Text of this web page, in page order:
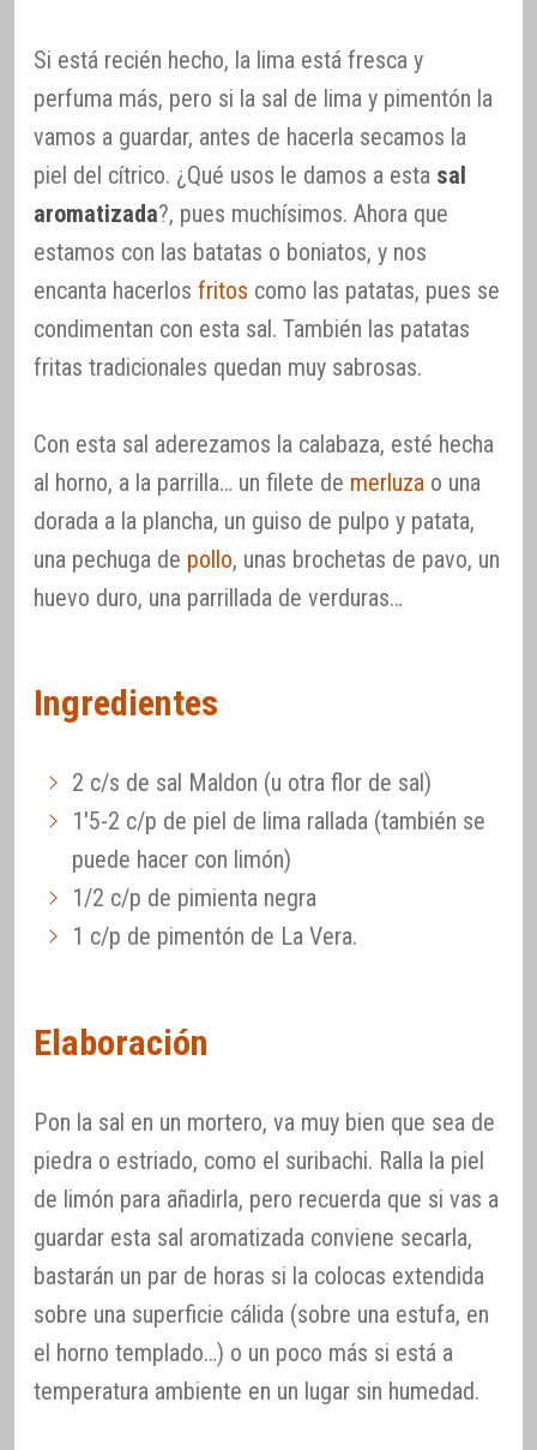
Si está recién hecho, la lima está fresca y
perfuma más, pero si la sal de lima y pimentón la
vamos a guardar, antes de hacerla secamos la
piel del cítrico. ¿Qué usos le damos a esta sal
aromatizada?, pues muchísimos. Ahora que
estamos con las batatas o boniatos, y nos
encanta hacerlos fritos como las patatas, pues se
condimentan con esta sal. También las patatas
fritas tradicionales quedan muy sabrosas.
Con esta sal aderezamos la calabaza, esté hecha
al horno, a la parrilla… un filete de merluza o una
dorada a la plancha, un guiso de pulpo y patata,
una pechuga de pollo, unas brochetas de pavo, un
huevo duro, una parrillada de verduras…
Ingredientes
2 c/s de sal Maldon (u otra flor de sal)
1'5-2 c/p de piel de lima rallada (también se
puede hacer con limón)
1/2 c/p de pimienta negra
1 c/p de pimentón de La Vera.
Elaboración
Pon la sal en un mortero, va muy bien que sea de
piedra o estriado, como el suribachi. Ralla la piel
de limón para añadirla, pero recuerda que si vas a
guardar esta sal aromatizada conviene secarla,
bastarán un par de horas si la colocas extendida
sobre una superficie cálida (sobre una estufa, en
el horno templado…) o un poco más si está a
temperatura ambiente en un lugar sin humedad.